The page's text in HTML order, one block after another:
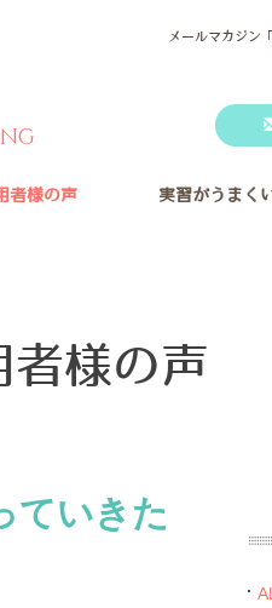
メールマカジン
者様の声 実習がうまく
者様の声
ていきた